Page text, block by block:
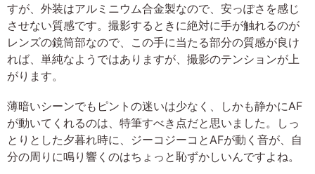
すが、外装はアルミニウム合金製なので、安っぽさを感じ
させない質感です。撮影するときに絶対に手が触れるのが
レンズの鏡筒部なので、この手に当たる部分の質感が良け
れば、単純なようではありますが、撮影のテンションが上
がります。
薄暗いシーンでもピントの迷いは少なく、しかも静かにAF
が動いてくれるのは、特筆すべき点だと思いました。しっ
とりとした夕暮れ時に、ジーコジーコとAFが動く音が、自
分の周りに鳴り響くのはちょっと恥ずかしいんですよね。